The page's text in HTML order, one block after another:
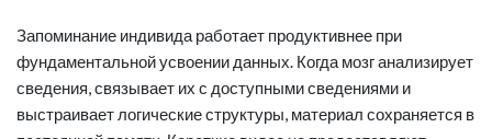
Запоминание индивида работает продуктивнее при
фундаментальной усвоении данных. Когда мозг анализирует
сведения, связывает их с доступными сведениями и
выстраивает логические структуры, материал сохраняется в